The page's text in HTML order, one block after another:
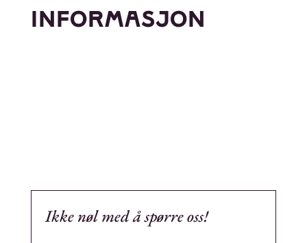
INFORMASJON
Ikke nøl med å spørre oss!